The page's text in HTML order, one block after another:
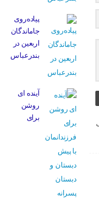
پیاده‌روی
جاماندگان
اربعین در
بندرعباس
آینده ای
روشن
برای